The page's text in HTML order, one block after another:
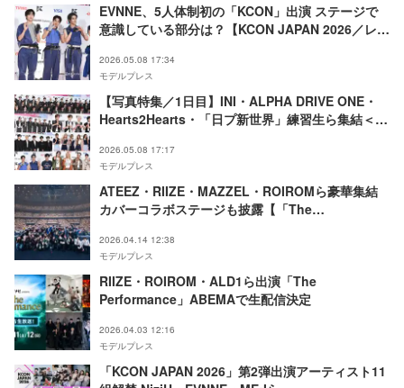
EVNNE、5人体制初の「KCON」出演 ステージで
意識している部分は？【KCON JAPAN 2026／レッ
2026.05.08 17:34
モデルプレス
【写真特集／1日目】INI・ALPHA DRIVE ONE・
Hearts2Hearts・「日プ新世界」練習生ら集結＜
2026.05.08 17:17
モデルプレス
ATEEZ・RIIZE・MAZZEL・ROIROMら豪華集結
カバーコラボステージも披露【「The
2026.04.14 12:38
モデルプレス
RIIZE・ROIROM・ALD1ら出演「The
Performance」ABEMAで生配信決定
2026.04.03 12:16
モデルプレス
「KCON JAPAN 2026」第2弾出演アーティスト11